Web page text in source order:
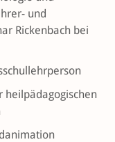
und
Rickenbach bei
heilpädagogischen